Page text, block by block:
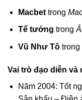
Macbettrong
Tể tướng trong
Vũ Như Tôtrong
Vai trò đạo diễn và
Năm 2004: Tốt